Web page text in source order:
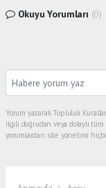
Okuyu Yorumları (0)
Yorum yazarak Topluluk
ilgili doğrudan veya dolaylı
yorumlardan site yönetimi